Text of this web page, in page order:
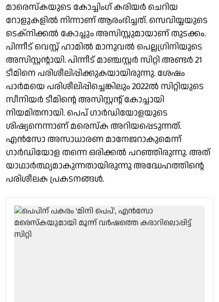
മാരെസ്കയുടെ കോച്ചിംഗ് കരിയർ ചെറിയ
റോളുകളിൽ നിന്നാണ് ആരംഭിച്ചത്. സെവിയ്യയുടെ
ടെക്നിക്കൽ കോച്ചും അസിസ്റ്റുമായാണ് തുടക്കം.
പിന്നീട് വെസ്റ്റ് ഹാമിൽ മാനുവൽ പെല്ലഗ്രിനിയുടെ
അസിസ്റ്റന്റായി. പിന്നീട് മാഞ്ചസ്റ്റർ സിറ്റി അണ്ടർ 21
ടീമിനെ പരിശീലിപ്പിക്കുകയായിരുന്നു. ശേഷം
പാർമയെ പരിശീലിപ്പിച്ചെങ്കിലും 2022ൽ സിറ്റിയുടെ
സീനിയർ ടീമിന്റെ അസിസ്റ്റന്റ് കോച്ചായി
നിയമിതനായി. പെപ് ഗാർഡിയോളയുടെ
ശിഷ്യനെന്നാണ് മരെസ്ക അറിയപ്പെടുന്നത്.
എൻസോ അസാധാരണ മാനേജറാകുമെന്ന്
ഗാർഡിയോള തന്നെ ഒരിക്കൽ പറഞ്ഞിരുന്നു. അത്
യാഥാർത്ഥ്യമാകുന്നതായിരുന്നു അദ്ധേഹത്തിന്റെ
പരിശീലക പ്രകടനങ്ങൾ.